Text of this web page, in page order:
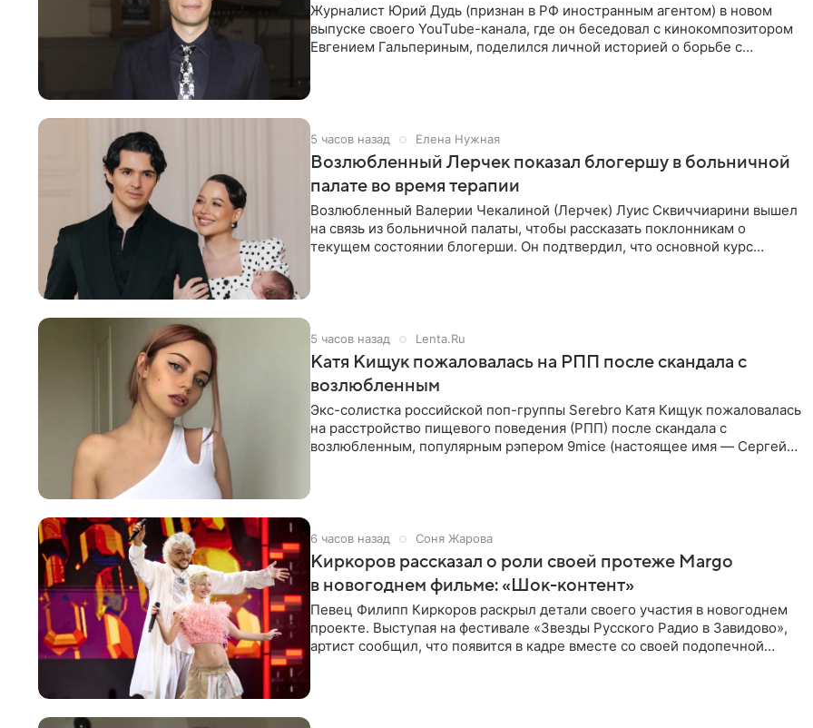
Журналист Юрий Дудь (признан в РФ иностранным агентом) в новом
выпуске своего YouTube-канала, где он беседовал с кинокомпозитором
Евгением Гальпериным, поделился личной историей о борьбе с
5 часов назад Елена Нужная
Возлюбленный Лерчек показал блогершу в больничной
палате во время терапии
Возлюбленный Валерии Чекалиной (Лерчек) Луис Сквиччиарини вышел
на связь из больничной палаты, чтобы рассказать поклонникам о
текущем состоянии блогерши. Он подтвердил, что основной курс
5 часов назад Lenta.Ru
Катя Кищук пожаловалась на РПП после скандала с
возлюбленным
Экс-солистка российской поп-группы Serebro Катя Кищук пожаловалась
на расстройство пищевого поведения (РПП) после скандала с
возлюбленным, популярным рэпером 9mice (настоящее имя — Сергей
6 часов назад Соня Жарова
Киркоров рассказал о роли своей протеже Margo
в новогоднем фильме: «Шок-контент»
Певец Филипп Киркоров раскрыл детали своего участия в новогоднем
проекте. Выступая на фестивале «Звезды Русского Радио в Завидово»,
артист сообщил, что появится в кадре вместе со своей подопечной